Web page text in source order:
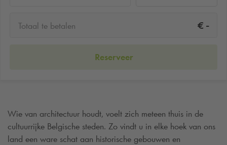
Totaal te betalen € -
Reserveer
Wie van architectuur houdt, voelt zich meteen thuis in de
cultuurrijke Belgische steden. Zo vindt u in elke hoek van ons
land een ware schat aan historische gebouwen en